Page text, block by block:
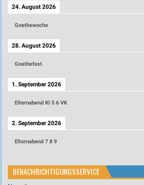
24. August 2026
Goethewoche
28. August 2026
Goethefest
1. September 2026
Elternabend Kl 5 6 VK
2. September 2026
Elternabend 7 8 9
BENACHRICHTIGUNGSSERVICE